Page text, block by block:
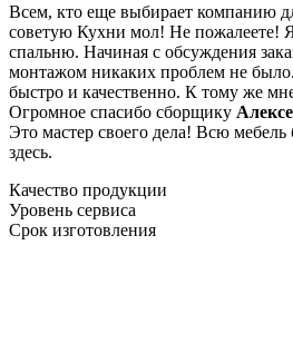
Всем, кто еще выбирает компанию
советую Кухни мол! Не пожалеете!
спальню. Начиная с обсуждения
монтажом никаких проблем не
быстро и качественно. К тому же
Огромное спасибо сборщику
Это мастер своего дела! Всю мебель
здесь.
Качество продукции
Уровень сервиса
Срок изготовления